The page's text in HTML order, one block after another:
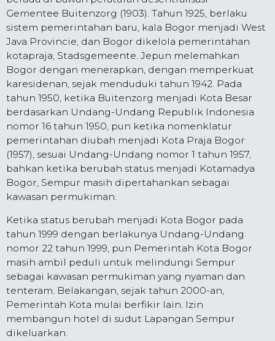
Gementee Buitenzorg (1903). Tahun 1925, berlaku
sistem pemerintahan baru, kala Bogor menjadi West
Java Provincie, dan Bogor dikelola pemerintahan
kotapraja, Stadsgemeente. Jepun melemahkan
Bogor dengan menerapkan, dengan memperkuat
karesidenan, sejak menduduki tahun 1942. Pada
tahun 1950, ketika Buitenzorg menjadi Kota Besar
berdasarkan Undang-Undang Republik Indonesia
nomor 16 tahun 1950, pun ketika nomenklatur
pemerintahan diubah menjadi Kota Praja Bogor
(1957), sesuai Undang-Undang nomor 1 tahun 1957,
bahkan ketika berubah status menjadi Kotamadya
Bogor, Sempur masih dipertahankan sebagai
kawasan permukiman.
Ketika status berubah menjadi Kota Bogor pada
tahun 1999 dengan berlakunya Undang-Undang
nomor 22 tahun 1999, pun Pemerintah Kota Bogor
masih ambil peduli untuk melindungi Sempur
sebagai kawasan permukiman yang nyaman dan
tenteram. Belakangan, sejak tahun 2000-an,
Pemerintah Kota mulai berfikir lain. Izin
membangun hotel di sudut Lapangan Sempur
dikeluarkan.